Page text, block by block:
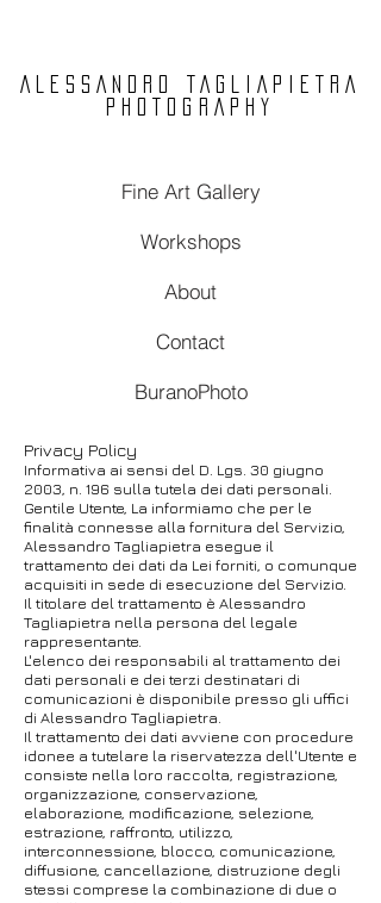
ALESSANDRO TAGLIAPIETRA
PHOTOGRAPHY
Fine Art Gallery
Contact
Workshops
BuranoPhoto
About
Privacy Policy
Informativa ai sensi del D. Lgs. 30 giugno
2003, n. 196 sulla tutela dei dati personali.
Gentile Utente, La informiamo che per le
finalità connesse alla fornitura del Servizio,
Alessandro Tagliapietra esegue il
trattamento dei dati da Lei forniti, o comunque
acquisiti in sede di esecuzione del Servizio.
Il titolare del trattamento è Alessandro
Tagliapietra nella persona del legale
rappresentante.
L'elenco dei responsabili al trattamento dei
dati personali e dei terzi destinatari di
comunicazioni è disponibile presso gli uffici
di Alessandro Tagliapietra.
Il trattamento dei dati avviene con procedure
idonee a tutelare la riservatezza dell'Utente e
consiste nella loro raccolta, registrazione,
organizzazione, conservazione,
elaborazione, modificazione, selezione,
estrazione, raffronto, utilizzo,
interconnessione, blocco, comunicazione,
diffusione, cancellazione, distruzione degli
stessi comprese la combinazione di due o